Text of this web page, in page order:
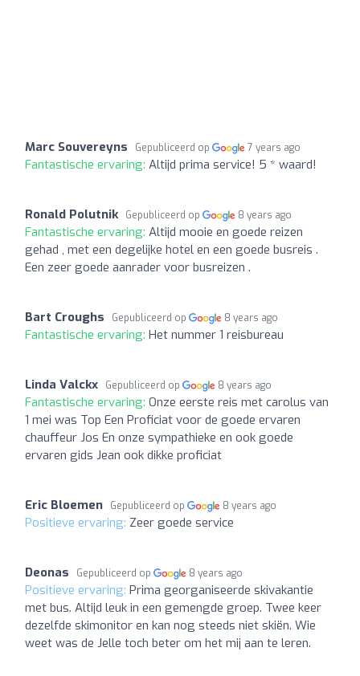
Marc Souvereyns Gepubliceerd op 7 years ago
Fantastische ervaring: Altijd prima service! 5 * waard!
Ronald Polutnik Gepubliceerd op 8 years ago
Fantastische ervaring: Altijd mooie en goede reizen
gehad , met een degelijke hotel en een goede busreis .
Een zeer goede aanrader voor busreizen .
Bart Croughs Gepubliceerd op 8 years ago
Fantastische ervaring: Het nummer 1 reisbureau
Linda Valckx Gepubliceerd op 8 years ago
Fantastische ervaring: Onze eerste reis met carolus van
1 mei was Top Een Proficiat voor de goede ervaren
chauffeur Jos En onze sympathieke en ook goede
ervaren gids Jean ook dikke proficiat
Eric Bloemen Gepubliceerd op 8 years ago
Positieve ervaring: Zeer goede service
Deonas Gepubliceerd op 8 years ago
Positieve ervaring: Prima georganiseerde skivakantie
met bus. Altijd leuk in een gemengde groep. Twee keer
dezelfde skimonitor en kan nog steeds niet skiën. Wie
weet was de Jelle toch beter om het mij aan te leren.